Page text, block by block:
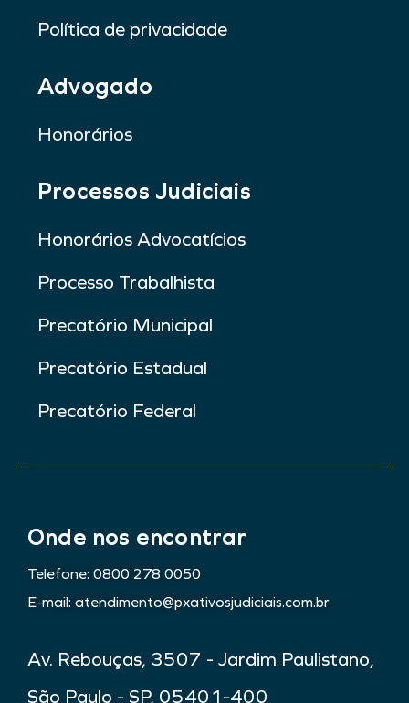
Política de privacidade
Advogado
Honorários
Processos Judiciais
Honorários Advocatícios
Processo Trabalhista
Precatório Municipal
Precatório Estadual
Precatório Federal
Onde nos encontrar
Telefone: 0800 278 0050
E-mail: atendimento@pxativosjudiciais.com.br
Av. Rebouças, 3507 - Jardim Paulistano,
São Paulo - SP, 05401-400